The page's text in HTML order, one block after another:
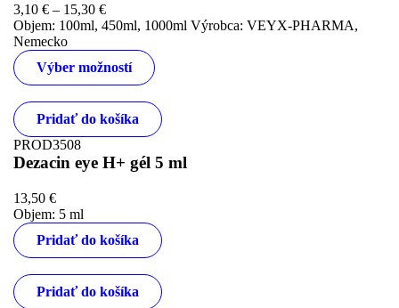
3,10 € – 15,30 €
Objem: 100ml, 450ml, 1000ml Výrobca: VEYX-PHARMA,
Nemecko
Výber možností
Pridať do košíka
PROD3508
Dezacin eye H+ gél 5 ml
13,50 €
Objem: 5 ml
Pridať do košíka
Pridať do košíka